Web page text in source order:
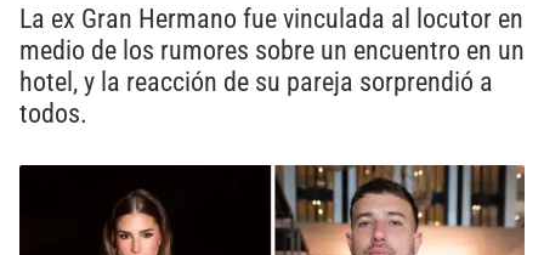
La ex Gran Hermano fue vinculada al locutor en
medio de los rumores sobre un encuentro en un
hotel, y la reacción de su pareja sorprendió a
todos.